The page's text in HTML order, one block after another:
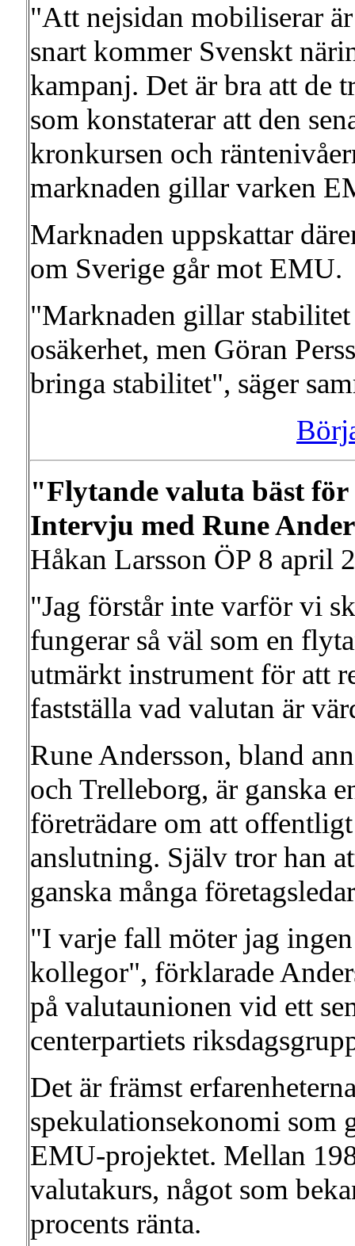
"Att nejsidan mobiliserar
snart kommer Svenskt
kampanj. Det är bra att de
som konstaterar att den
kronkursen och
marknaden gillar varken
Marknaden uppskattar
om Sverige går mot EMU.
"Marknaden gillar
osäkerhet, men Göran
bringa stabilitet", säger
"Flytande valuta bäst
Intervju med Rune
Håkan Larsson ÖP 8 april
"Jag förstår inte varför vi
fungerar så väl som en
utmärkt instrument för att
fastställa vad valutan är
Rune Andersson, bland
och Trelleborg, är ganska
företrädare om att
anslutning. Själv tror han
ganska många
"I varje fall möter jag
kollegor", förklarade
på valutaunionen vid ett
centerpartiets
Det är främst
spekulationsekonomi
EMU-projektet. Mellan
valutakurs, något som
procents ränta.